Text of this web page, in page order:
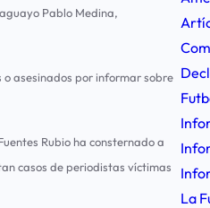
Pablo Medina,
asesinados por informar sobre
Rubio ha consternado a
casos de periodistas víctimas
La